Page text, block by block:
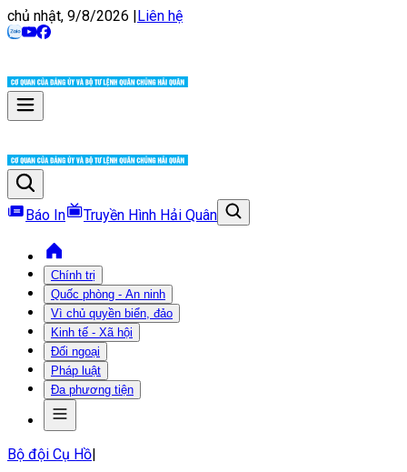
chủ nhật, 9/8/2026 |Liên hệ
Báo In Truyền Hình Hải Quân
Chính trị
Quốc phòng - An ninh
Vì chủ quyền biển, đảo
Kinh tế - Xã hội
Đối ngoại
Pháp luật
Đa phương tiện
Bộ đội Cụ Hồ|